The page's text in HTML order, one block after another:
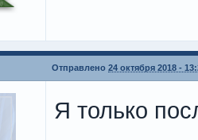
Отправлено 24 октября 2018 -
Я только